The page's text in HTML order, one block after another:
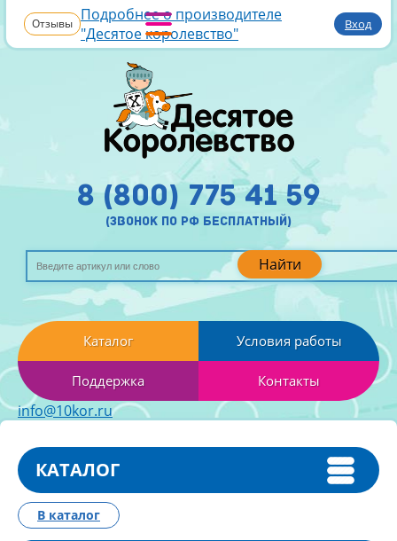
Отзывы Подробнее о производителе
"Десятое королевство"
Вход
Найти
8 (800) 775 41 59
(звонок по рф бесплатный)
Каталог Условия работы
Поддержка Контакты
info@10kor.ru
КАТАЛОГ
В каталог